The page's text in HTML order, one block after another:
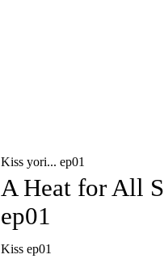
Kiss yori... ep01
A Heat for All
ep01
Kiss ep01